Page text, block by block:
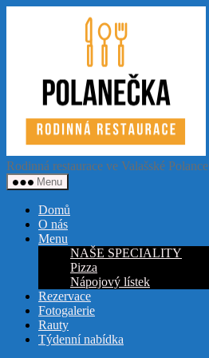
Rodinná restaurace ve Valašské Polance
Menu
Domů
O nás
Menu
NAŠE SPECIALITY
Pizza
Nápojový lístek
Rezervace
Fotogalerie
Rauty
Týdenní nabídka